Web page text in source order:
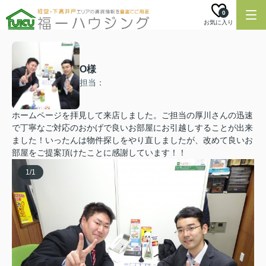
お気に入り
0
O様
担当：
ホームページを拝見して来店しました。ご担当の厚川さんの迅速
で丁寧なご対応のおかげで良いお部屋にお引越しすることが出来
ました！いったんは物件探しをやり直しましたが、改めて良いお
部屋をご提案頂けたことに感謝しています！！
1/1